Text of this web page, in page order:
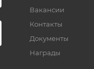
Вакансии
Контакты
Документы
Награды